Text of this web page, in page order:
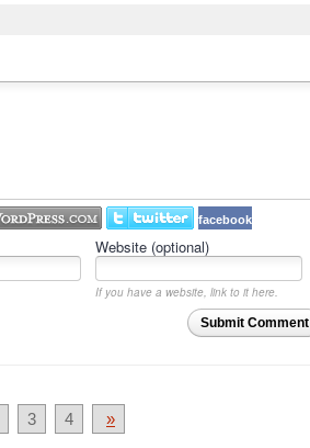
facebook
Website (optional)
If you have a website, link to it here.
Submit Comment
3 4 »